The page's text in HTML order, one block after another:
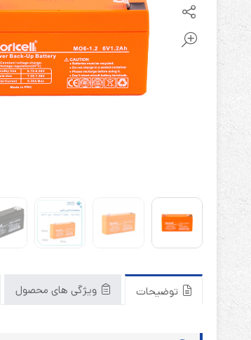
باتری آلکالاین
روش های
توضیحات ویژگی های محصول